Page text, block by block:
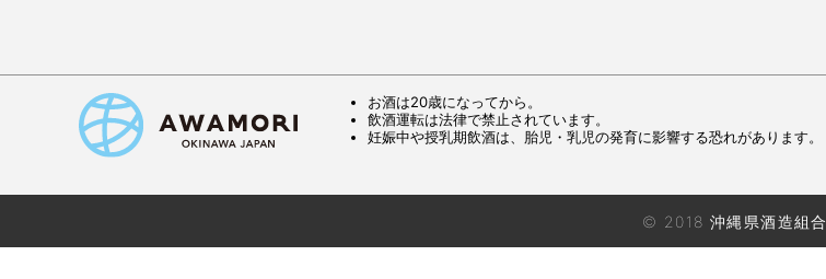
お酒は20歳になってから。
飲酒運転は法律で禁止されています。
妊娠中や授乳期飲酒は、胎児・乳児の発育に影響する恐れがあります。
© 2018 沖縄県酒造組合